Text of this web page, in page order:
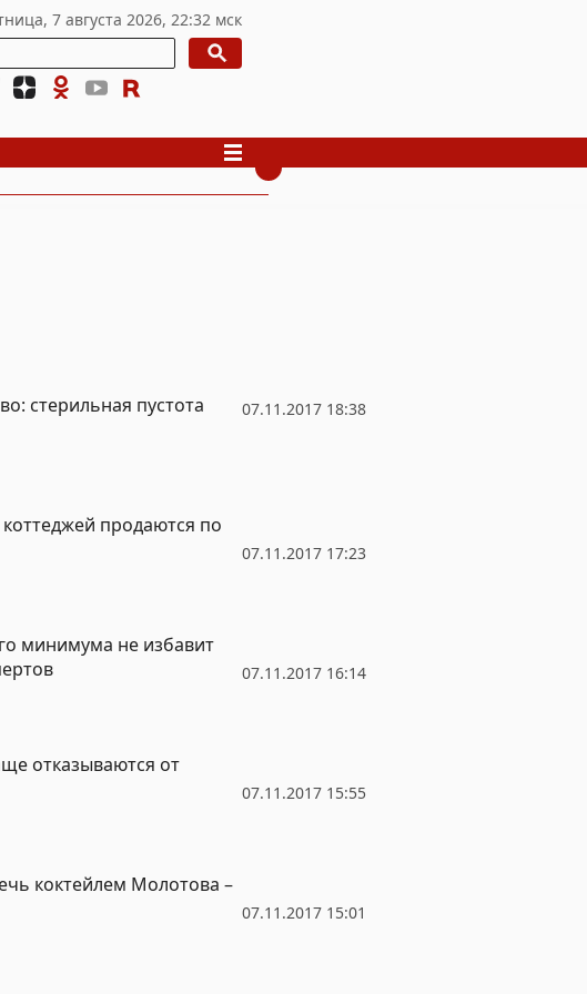
07.11.2017 18:38
стерильная пустота
07.11.2017 17:23
продаются по
07.11.2017 16:14
минимума не избавит
07.11.2017 15:55
отказываются от
07.11.2017 15:01
коктейлем Молотова –